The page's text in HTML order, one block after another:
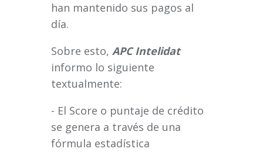
han mantenido sus pagos al
día.
Sobre esto, APC Intelidat
informo lo siguiente
textualmente:
- El Score o puntaje de crédito
se genera a través de una
fórmula estadística